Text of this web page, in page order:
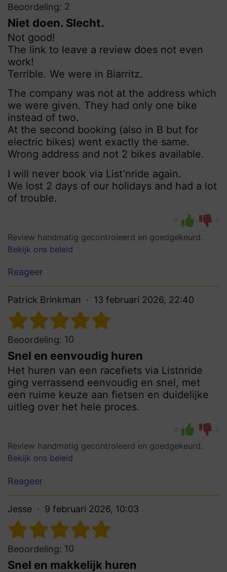
Beoordeling: 2
Niet doen. Slecht.
Not good!
The link to leave a review does not even
work!
Terrible. We were in Biarritz.
The company was not at the address which
we were given. They had only one bike
instead of two.
At the second booking (also in B but for
electric bikes) went exactly the same.
Wrong address and not 2 bikes available.
I will never book via List’nride again.
We lost 2 days of our holidays and had a lot
of trouble.
0 0
Review handmatig gecontroleerd en goedgekeurd.
Bekijk ons beleid
Reageer
Patrick Brinkman 13 februari 2026, 22:40
Beoordeling: 10
Snel en eenvoudig huren
Het huren van een racefiets via Listnride
ging verrassend eenvoudig en snel, met
een ruime keuze aan fietsen en duidelijke
uitleg over het hele proces.
0 0
Review handmatig gecontroleerd en goedgekeurd.
Bekijk ons beleid
Reageer
Jesse 9 februari 2026, 10:03
Beoordeling: 10
Snel en makkelijk huren